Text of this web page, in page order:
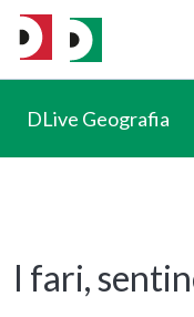
DLive Geografia
I fari,